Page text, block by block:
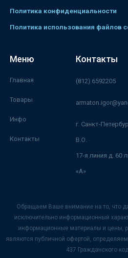
Политика конфиденциальности
Политика использования файлов
Меню
Главная
Товары
Инфо
Контакты
Контакты
(812) 6592205
г. Санкт-
В.О.
17-я линия д. 60
«А»
Обращаем Ваше внимание на то, что
исключительно информационный
информационные материалы и цены,
являются публичной офертой,
437 Гражданского